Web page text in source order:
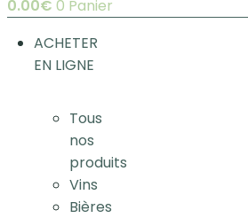
0.00€ 0 Panier
ACHETER
EN LIGNE
Tous
nos
produits
Vins
Bières